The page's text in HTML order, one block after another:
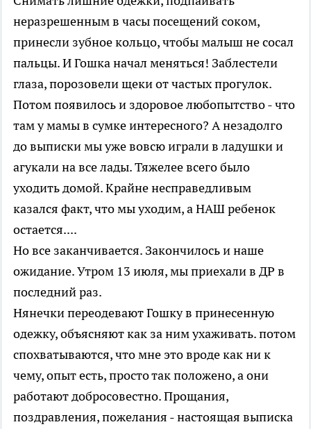
неразрешенным в часы посещений соком,
принесли зубное кольцо, чтобы малыш не сосал
пальцы. И Гошка начал меняться! Заблестели
глаза, порозовели щеки от частых прогулок.
Потом появилось и здоровое любопытство - что
там у мамы в сумке интересного? А незадолго
до выписки мы уже вовсю играли в ладушки и
агукали на все лады. Тяжелее всего было
уходить домой. Крайне несправедливым
казался факт, что мы уходим, а НАШ ребенок
остается....
Но все заканчивается. Закончилось и наше
ожидание. Утром 13 июля, мы приехали в ДР в
последний раз.
Нянечки переодевают Гошку в принесенную
одежку, объясняют как за ним ухаживать. потом
спохватываются, что мне это вроде как ни к
чему, опыт есть, просто так положено, а они
работают добросовестно. Прощания,
поздравления, пожелания - настоящая выписка